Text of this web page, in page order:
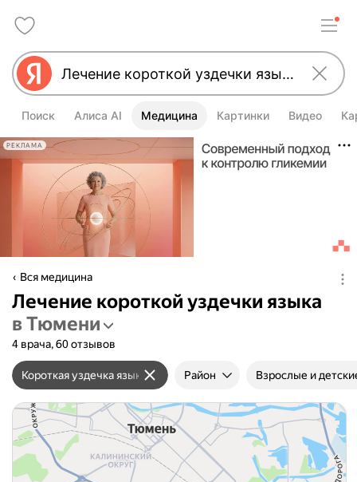
Поиск Алиса AI Медицина Картинки Видео
РЕКЛАМА
Вся медицина
Лечение короткой уздечки языка
в Тюмени
4 врача, 60 отзывов
Короткая уздечка языка Район Взрослые и